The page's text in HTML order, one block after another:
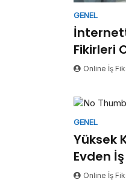
GENEL
Fikirleri
Online İş
GENEL
Yüksek
Evden
Online İş